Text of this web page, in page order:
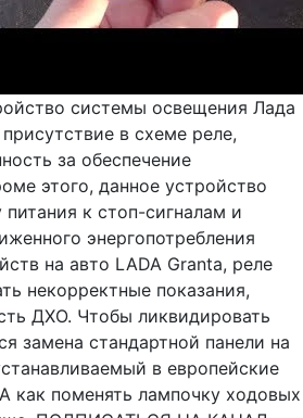
системы освещения Лада
в схеме реле,
за обеспечение
этого, данное устройство
питания к стоп-сигналам и
энергопотребления
на авто LADA Granta, реле
некорректные показания,
ДХО. Чтобы ликвидировать
замена стандартной панели на
в европейские
как поменять лампочку ходовых